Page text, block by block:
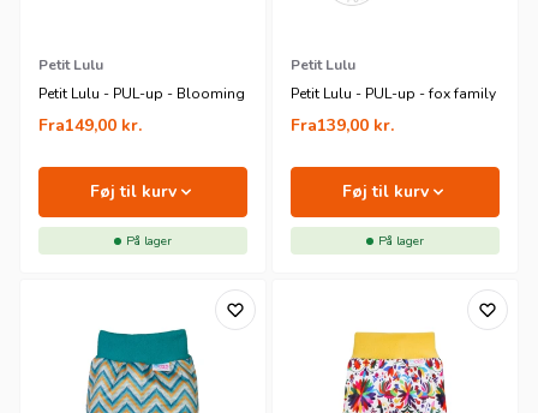
Petit Lulu
Petit Lulu - PUL-up - Blooming
Fra149,00 kr.
Føj til kurv
På lager
Petit Lulu
Petit Lulu - PUL-up - fox family
Fra139,00 kr.
Føj til kurv
På lager